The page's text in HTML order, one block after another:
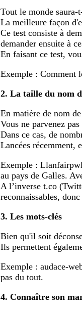
Tout le monde
La meilleure façon
Ce test consiste à
demander ensuite à
En faisant ce test,
Exemple : Comment
2. La taille du nom
En matière de nom
Vous ne parvenez
Dans ce cas, de
Lancées récemment,
Exemple :
au pays de Galles.
A l’inverse t.co
reconnaissables,
3. Les mots-clés
Bien qu'il soit
Ils permettent
Exemple : audace-
pas du tout.
4. Connaître son